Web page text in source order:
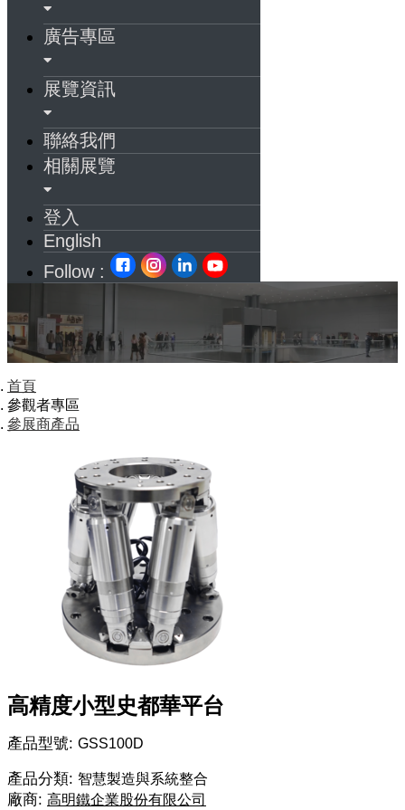
廣告專區
展覽資訊
聯絡我們
相關展覽
登入
English
Follow :
首頁
參觀者專區
參展商產品
高精度小型史都華平台
產品型號: GSS100D
產品分類: 智慧製造與系統整合
廠商: 高明鐵企業股份有限公司